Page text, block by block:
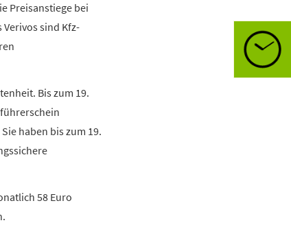
Mo-Fr:
Preisanstiege bei
sind Kfz-
Bis zum 19.
haben bis zum 19.
58 Euro